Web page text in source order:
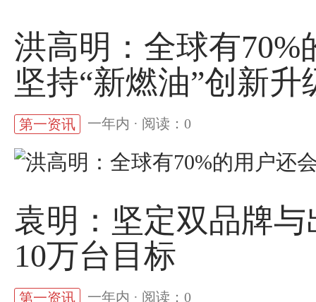
洪高明：全球有
坚持“新燃油”创新升
第一资讯 一年内 · 阅读：0
袁明：坚定双品牌
10万台目标
第一资讯 一年内 · 阅读：0